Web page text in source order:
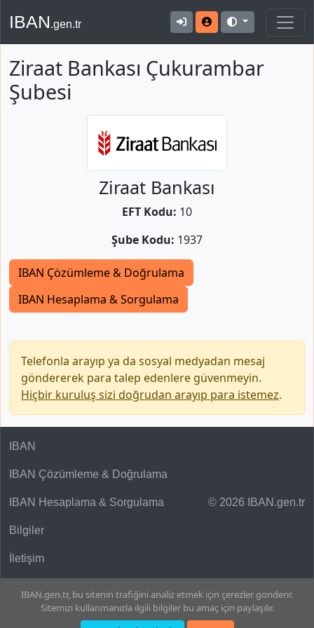
IBAN.gen.tr
Ziraat Bankası Çukurambar
Şubesi
Ziraat Bankası
EFT Kodu: 10
Şube Kodu: 1937
IBAN Çözümleme & Doğrulama
IBAN Hesaplama & Sorgulama
Telefonla arayıp ya da sosyal medyadan mesaj
göndererek para talep edenlere güvenmeyin.
Hiçbir kuruluş sizi doğrudan arayıp para istemez.
© 2026 IBAN.gen.tr
IBAN
IBAN Çözümleme & Doğrulama
IBAN Hesaplama & Sorgulama
Bilgiler
İletişim
IBAN.gen.tr, bu sitenin trafiğini analiz etmek için çerezler gönderir.
Sitemizi kullanmanızla ilgili bilgiler bu amaç için paylaşılır.